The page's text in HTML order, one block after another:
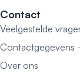
Contact
Veelgestelde
Contactgegevens
Over ons